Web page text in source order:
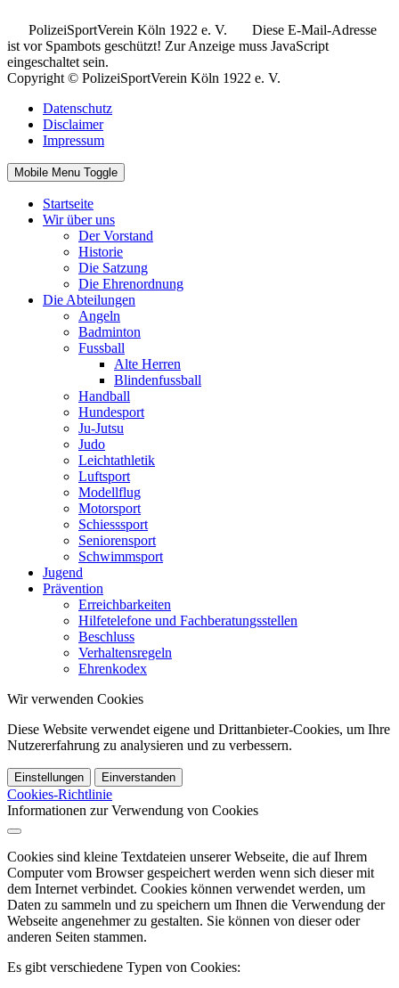
PolizeiSportVerein Köln 1922 e. V.
Diese E-Mail-Adresse
ist vor Spambots geschützt! Zur Anzeige muss JavaScript
eingeschaltet sein.
Copyright © PolizeiSportVerein Köln 1922 e. V.
Datenschutz
Disclaimer
Impressum
Mobile Menu Toggle
Startseite
Wir über uns
Der Vorstand
Historie
Die Satzung
Die Ehrenordnung
Die Abteilungen
Angeln
Badminton
Fussball
Alte Herren
Blindenfussball
Handball
Hundesport
Ju-Jutsu
Judo
Leichtathletik
Luftsport
Modellflug
Motorsport
Schiesssport
Seniorensport
Schwimmsport
Jugend
Prävention
Erreichbarkeiten
Hilfetelefone und Fachberatungsstellen
Beschluss
Verhaltensregeln
Ehrenkodex
Wir verwenden Cookies
Diese Website verwendet eigene und Drittanbieter-Cookies, um Ihre
Nutzererfahrung zu analysieren und zu verbessern.
Einstellungen Einverstanden
Cookies-Richtlinie
Informationen zur Verwendung von Cookies
Cookies sind kleine Textdateien unserer Webseite, die auf Ihrem
Computer vom Browser gespeichert werden wenn sich dieser mit
dem Internet verbindet. Cookies können verwendet werden, um
Daten zu sammeln und zu speichern um Ihnen die Verwendung der
Webseite angenehmer zu gestalten. Sie können von dieser oder
anderen Seiten stammen.
Es gibt verschiedene Typen von Cookies: